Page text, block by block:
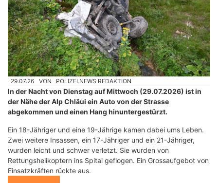
29.07.26 VON POLIZEI.NEWS REDAKTION
In der Nacht von Dienstag auf Mittwoch (29.07.2026) ist in
der Nähe der Alp Chläui ein Auto von der Strasse
abgekommen und einen Hang hinuntergestürzt.
Ein 18-Jähriger und eine 19-Jährige kamen dabei ums Leben.
Zwei weitere Insassen, ein 17-Jähriger und ein 21-Jähriger,
wurden leicht und schwer verletzt. Sie wurden von
Rettungshelikoptern ins Spital geflogen. Ein Grossaufgebot von
Einsatzkräften rückte aus.